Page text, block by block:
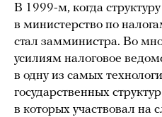
В 1999-м, когда
в министерство по
стал замминистра. Во
усилиям налоговое
в одну из самых
государственных
в которых участвовал